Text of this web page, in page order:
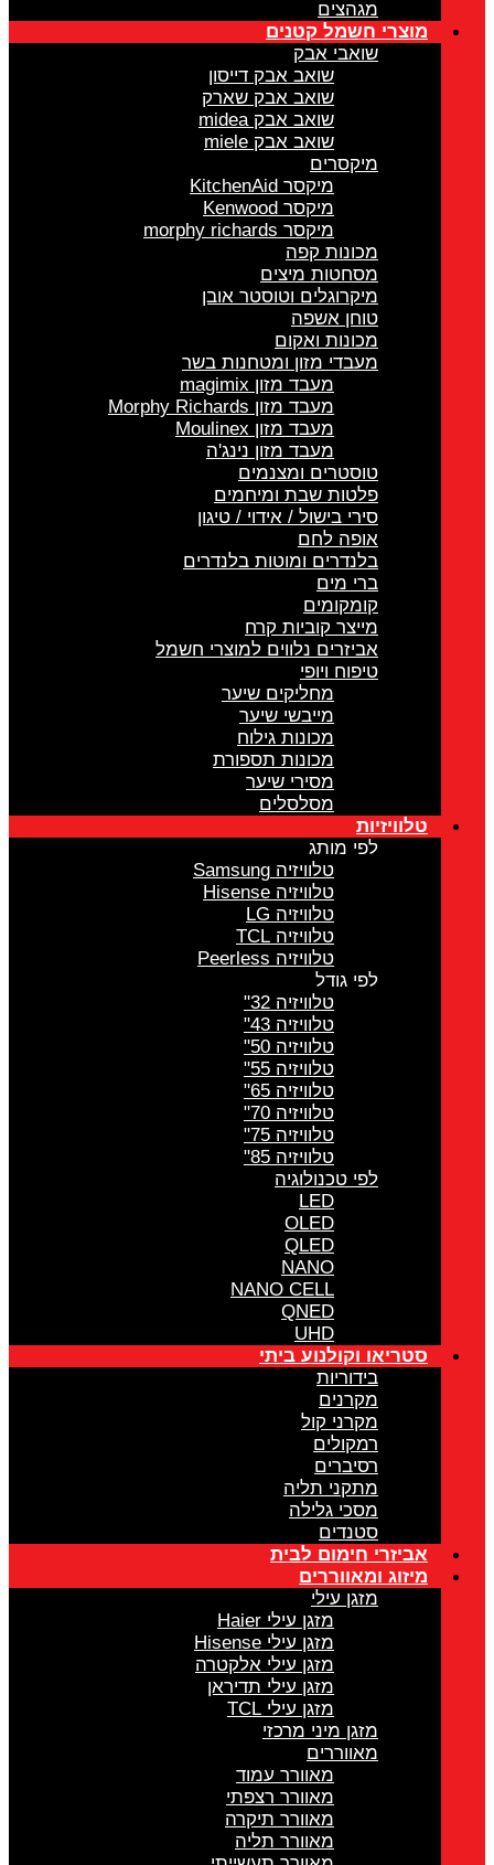
מוצרי חשמל קטנים
שואבי אבק
שואב אבק דייסון
שואב אבק שארק
שואב אבק midea
שואב אבק miele
מיקסרים
מכונות קפה
מסחטות מיצים
מיקרוגלים וטוסטר אובן
טוחן אשפה
מכונות ואקום
מעבדי מזון ומטחנות בשר
מעבד מזון magimix
מעבד מזון Morphy Richards
מעבד מזון Moulinex
מעבד מזון נינג'ה
טוסטרים ומצנמים
פלטות שבת ומיחמים
סירי בישול / אידוי / טיגון
אופה לחם
בלנדרים ומוטות בלנדרים
קומקומים
מייצר קוביות קרח
אביזרים נלווים למוצרי חשמל
טיפוח ויופי
מחליקים שיער
מייבשי שיער
מכונות גילוח
מכונות תספורת
מסירי שיער
מסלסלים
טלוויזיות
לפי מותג
לפי טכנולוגיה
NANO CELL
סטריאו וקולנוע ביתי
מקרני קול
מתקני תליה
מסכי גלילה
אביזרי חימום לבית
מיזוג ומאווררים
מזגן עילי Haier
מזגן עילי Hisense
מזגן עילי אלקטרה
מזגן עילי תדיראן
מזגן עילי TCL
מזגן מיני מרכזי
מאווררים
מאוורר עמוד
מאוורר רצפתי
מאוורר תיקרה
מאוורר תליה